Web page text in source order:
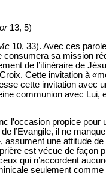
13, 5)
10, 33). Avec ces
consumera sa mission
de l’itinéraire de
Cette invitation à
cette invitation
communion avec
l’occasion propice
l’Evangile, il ne
assument une attitude
est vécue de façon
qui n’accordent
seulement comme